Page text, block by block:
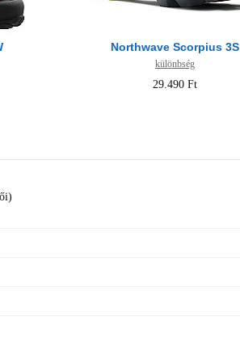
Northwave Scorpius 3S
különbség
29.490 Ft